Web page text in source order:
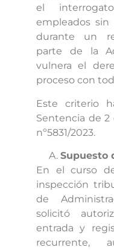
el
empleados sin
durante un
parte de la
vulnera el
proceso con
Este criterio
Sentencia de 2
nº5831/2023.
Supuesto
En el curso
inspección
de
solicitó
entrada y
recurrente,